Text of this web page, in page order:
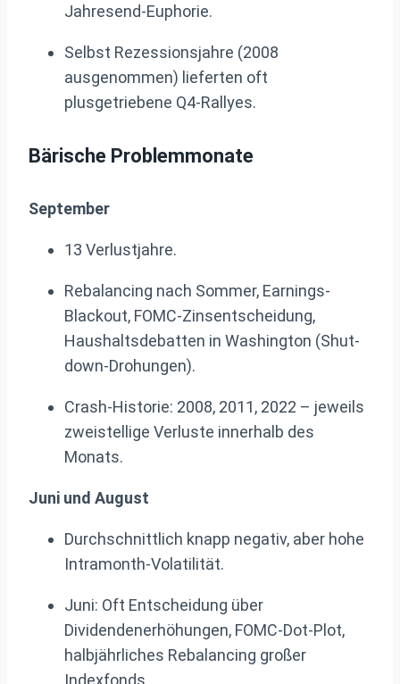
Jahresend-Euphorie.
Selbst Rezessionsjahre (2008
ausgenommen) lieferten oft
plusgetriebene Q4-Rallyes.
Bärische Problemmonate
September
13 Verlustjahre.
Rebalancing nach Sommer, Earnings-
Blackout, FOMC-Zinsentscheidung,
Haushaltsdebatten in Washington (Shut-
down-Drohungen).
Crash-Historie: 2008, 2011, 2022 – jeweils
zweistellige Verluste innerhalb des
Monats.
Juni und August
Durchschnittlich knapp negativ, aber hohe
Intramonth-Volatilität.
Juni: Oft Entscheidung über
Dividendenerhöhungen, FOMC-Dot-Plot,
halbjährliches Rebalancing großer